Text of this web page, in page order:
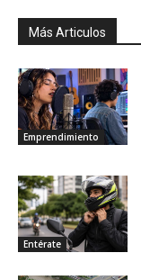
Más Articulos
Emprendimiento
Entérate